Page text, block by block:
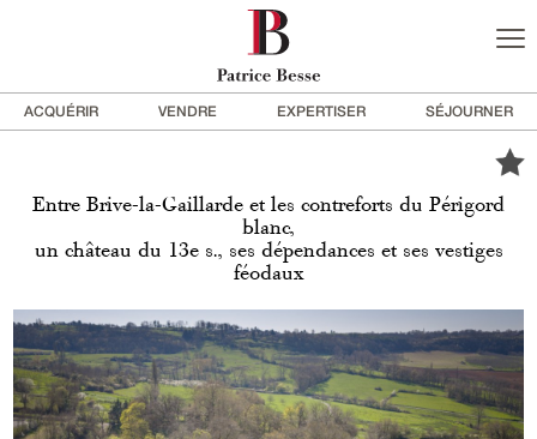
ACQUÉRIR VENDRE EXPERTISER SÉJOURNER
Entre Brive-la-Gaillarde et les contreforts du Périgord
blanc,
un château du 13e s., ses dépendances et ses vestiges
féodaux